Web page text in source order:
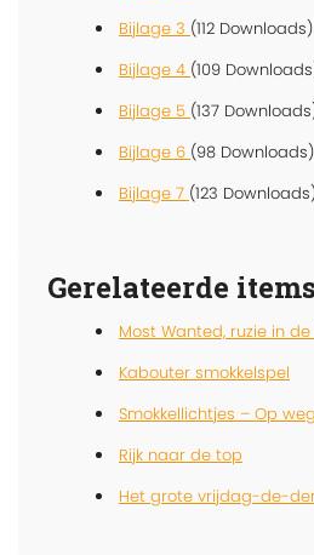
Bijlage 3 (112 Downloads)
Bijlage 4 (109
Bijlage 5 (137
Bijlage 6 (98 Downloads)
Bijlage 7 (123
Gerelateerde
Most Wanted, ruzie in
Kabouter smokkelspel
Smokkellichtjes – Op
Rijk naar de top
Het grote vrijdag-de-